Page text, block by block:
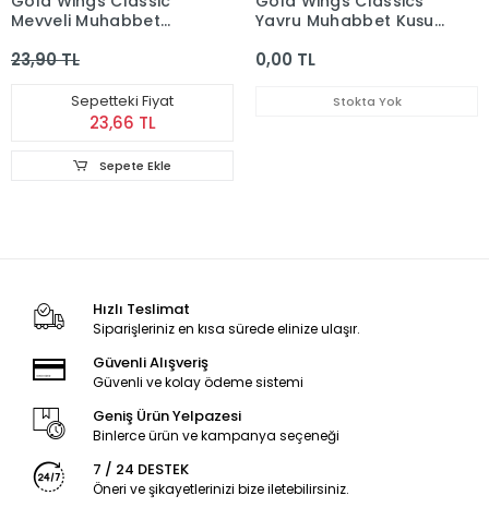
Meyveli Muhabbet
23,90 TL
Sepetteki Fiyat
23,66 TL
Sepete Ekle
Yavru Muhabbet Kuşu
0,00 TL
Stokta Yok
Hızlı Teslimat
Siparişleriniz en kısa sürede elinize ulaşır.
Güvenli Alışveriş
Güvenli ve kolay ödeme sistemi
Geniş Ürün Yelpazesi
Binlerce ürün ve kampanya seçeneği
7 / 24 DESTEK
Öneri ve şikayetlerinizi bize iletebilirsiniz.